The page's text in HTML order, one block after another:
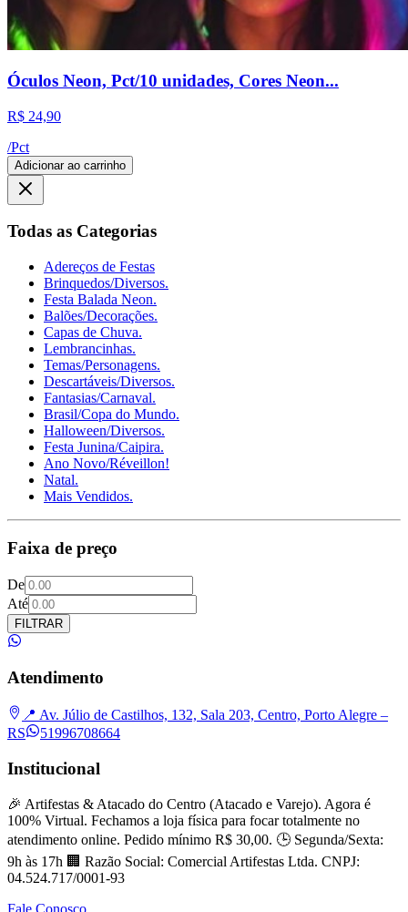
Óculos Neon, Pct/10 unidades, Cores Neon...
R$ 24,90
/Pct
Adicionar ao carrinho
Todas as Categorias
Adereços de Festas
Brinquedos/Diversos.
Festa Balada Neon.
Balões/Decorações.
Capas de Chuva.
Lembrancinhas.
Temas/Personagens.
Descartáveis/Diversos.
Fantasias/Carnaval.
Brasil/Copa do Mundo.
Halloween/Diversos.
Festa Junina/Caipira.
Ano Novo/Réveillon!
Natal.
Mais Vendidos.
Faixa de preço
De
Até
FILTRAR
Atendimento
📍 Av. Júlio de Castilhos, 132, Sala 203, Centro, Porto Alegre –
RS
51996708664
Institucional
🎉 Artifestas & Atacado do Centro (Atacado e Varejo). Agora é
100% Virtual. Fechamos a loja física para focar totalmente no
atendimento online. Pedido mínimo R$ 30,00. 🕒 Segunda/Sexta:
9h às 17h 🏢 Razão Social: Comercial Artifestas Ltda. CNPJ:
04.524.717/0001-93
Fale Conosco